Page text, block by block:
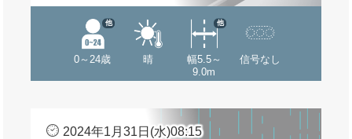
0～24歳
他
晴
幅5.5～
9.0m
他
信号なし
2024年1月31日(水)08:15